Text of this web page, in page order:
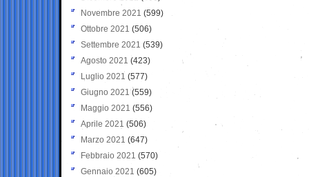
Novembre 2021 (599)
Ottobre 2021 (506)
Settembre 2021 (539)
Agosto 2021 (423)
Luglio 2021 (577)
Giugno 2021(559)
Maggio 2021 (556)
Aprile 2021 (506)
Marzo 2021 (647)
Febbraio 2021 (570)
Gennaio 2021 (605)